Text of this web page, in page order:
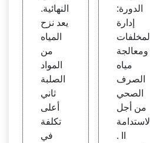
النهائية.
يعد نزح
المياه
من
المواد
الصلبة
ثاني
أعلى
تكلفة
في
الدورة:
إدارة
المخلفات
ومعالجة
مياه
الصرف
الصحي
من أجل
الاستدامة
. II